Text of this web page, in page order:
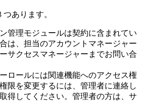
あります。
管理モジュールは契約に含まれてい
は、担当のアカウントマネージャー
サクセスマネージャーまでお問い合
ロールには関連機能へのアクセス権
限を変更するには、管理者に連絡し
得してください。管理者の方は、サ